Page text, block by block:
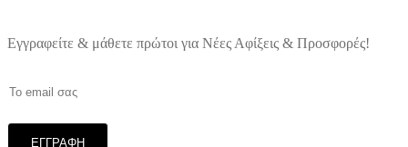
Εγγραφείτε & μάθετε πρώτοι για Νέες Αφίξεις & Προσφορές!